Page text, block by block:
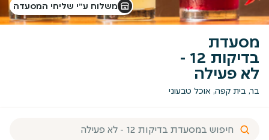
משלוח ע״י שליחי המסעדה
מסעדת
בדיקות 12 -
לא פעילה
בר, בית קפה, אוכל טבעוני